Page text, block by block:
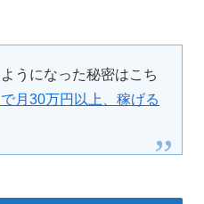
うになった秘密はこち
月30万円以上、稼げる